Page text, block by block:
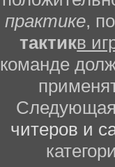
практике,
тактикв
команде
Следующая
читеров и